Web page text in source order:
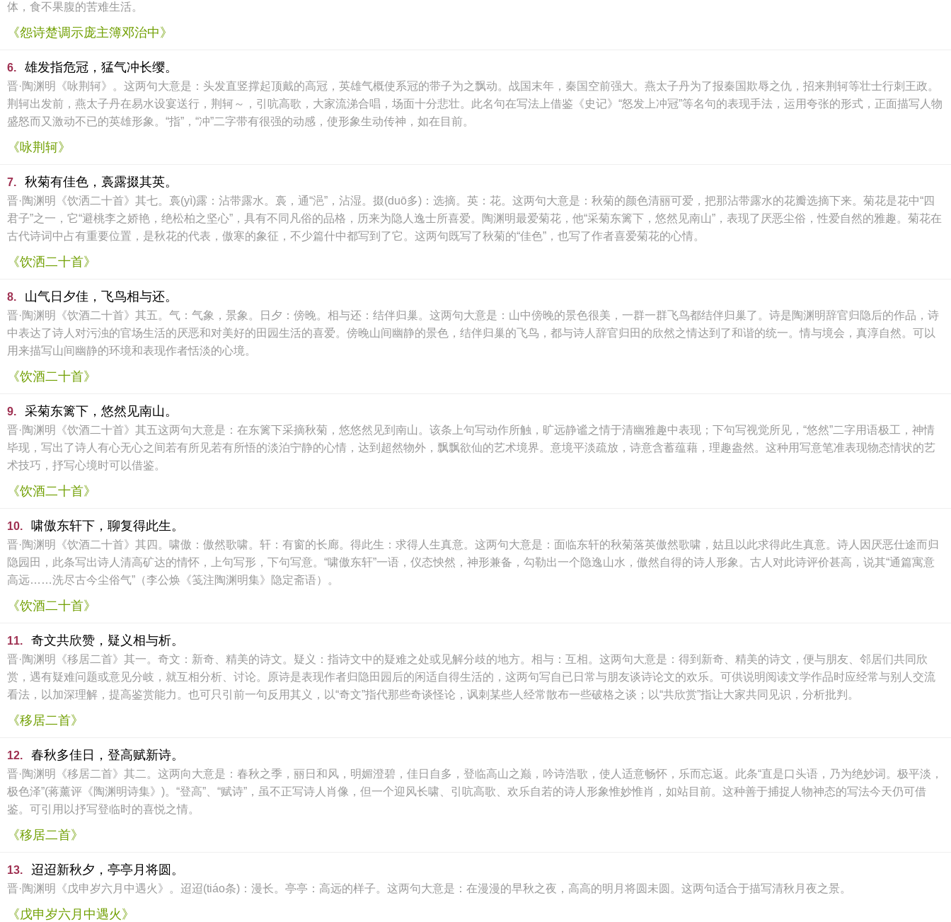
体，食不果腹的苦难生活。
《怨诗楚调示庞主簿邓治中》
6. 雄发指危冠，猛气冲长缨。
晋·陶渊明《咏荆轲》。这两句大意是：头发直竖撑起顶戴的高冠，英雄气概使系冠的带子为之飘动。战国末年，秦国空前强大。燕太子丹为了报秦国欺辱之仇，招来荆轲等壮士行刺王政。
荆轲出发前，燕太子丹在易水设宴送行，荆轲～，引吭高歌，大家流涕合唱，场面十分悲壮。此名句在写法上借鉴《史记》“怒发上冲冠”等名句的表现手法，运用夸张的形式，正面描写人物
盛怒而又激动不已的英雄形象。“指”，“冲”二字带有很强的动感，使形象生动传神，如在目前。
《咏荆轲》
7. 秋菊有佳色，裛露掇其英。
晋·陶渊明《饮洒二十首》其七。裛(yì)露：沾带露水。裛，通“浥”，沾湿。掇(duō多)：选摘。英：花。这两句大意是：秋菊的颜色清丽可爱，把那沾带露水的花瓣选摘下来。菊花是花中“四
君子”之一，它“避桃李之娇艳，绝松柏之坚心”，具有不同凡俗的品格，历来为隐人逸士所喜爱。陶渊明最爱菊花，他“采菊东篱下，悠然见南山”，表现了厌恶尘俗，性爱自然的雅趣。菊花在
古代诗词中占有重要位置，是秋花的代表，傲寒的象征，不少篇什中都写到了它。这两句既写了秋菊的“佳色”，也写了作者喜爱菊花的心情。
《饮洒二十首》
8. 山气日夕佳，飞鸟相与还。
晋·陶渊明《饮酒二十首》其五。气：气象，景象。日夕：傍晚。相与还：结伴归巢。这两句大意是：山中傍晚的景色很美，一群一群飞鸟都结伴归巢了。诗是陶渊明辞官归隐后的作品，诗
中表达了诗人对污浊的官场生活的厌恶和对美好的田园生活的喜爱。傍晚山间幽静的景色，结伴归巢的飞鸟，都与诗人辞官归田的欣然之情达到了和谐的统一。情与境会，真淳自然。可以
用来描写山间幽静的环境和表现作者恬淡的心境。
《饮酒二十首》
9. 采菊东篱下，悠然见南山。
晋·陶渊明《饮酒二十首》其五这两句大意是：在东篱下采摘秋菊，悠悠然见到南山。该条上句写动作所触，旷远静谧之情于清幽雅趣中表现；下句写视觉所见，“悠然”二字用语极工，神情
毕现，写出了诗人有心无心之间若有所见若有所悟的淡泊宁静的心情，达到超然物外，飘飘欲仙的艺术境界。意境平淡疏放，诗意含蓄蕴藉，理趣盎然。这种用写意笔准表现物态情状的艺
术技巧，抒写心境时可以借鉴。
《饮酒二十首》
10. 啸傲东轩下，聊复得此生。
晋·陶渊明《饮酒二十首》其四。啸傲：傲然歌啸。轩：有窗的长廊。得此生：求得人生真意。这两句大意是：面临东轩的秋菊落英傲然歌啸，姑且以此求得此生真意。诗人因厌恶仕途而归
隐园田，此条写出诗人清高矿达的情怀，上句写形，下句写意。“啸傲东轩”一语，仪态怏然，神形兼备，勾勒出一个隐逸山水，傲然自得的诗人形象。古人对此诗评价甚高，说其“通篇寓意
高远……洗尽古今尘俗气”（李公焕《笺注陶渊明集》隐定斋语）。
《饮酒二十首》
11. 奇文共欣赞，疑义相与析。
晋·陶渊明《移居二首》其一。奇文：新奇、精美的诗文。疑义：指诗文中的疑难之处或见解分歧的地方。相与：互相。这两句大意是：得到新奇、精美的诗文，便与朋友、邻居们共同欣
赏，遇有疑难问题或意见分岐，就互相分析、讨论。原诗是表现作者归隐田园后的闲适自得生活的，这两句写自已日常与朋友谈诗论文的欢乐。可供说明阅读文学作品时应经常与别人交流
看法，以加深理解，提高鉴赏能力。也可只引前一句反用其义，以“奇文”指代那些奇谈怪论，讽刺某些人经常散布一些破格之谈；以“共欣赏”指让大家共同见识，分析批判。
《移居二首》
12. 春秋多佳日，登高赋新诗。
晋·陶渊明《移居二首》其二。这两向大意是：春秋之季，丽日和风，明媚澄碧，佳日自多，登临高山之巅，吟诗浩歌，使人适意畅怀，乐而忘返。此条“直是口头语，乃为绝妙词。极平淡，
极色泽”(蒋薰评《陶渊明诗集》)。“登高”、“赋诗”，虽不正写诗人肖像，但一个迎风长啸、引吭高歌、欢乐自若的诗人形象惟妙惟肖，如站目前。这种善于捕捉人物神态的写法今天仍可借
鉴。可引用以抒写登临时的喜悦之情。
《移居二首》
13. 迢迢新秋夕，亭亭月将圆。
晋·陶渊明《戊申岁六月中遇火》。迢迢(tiáo条)：漫长。亭亭：高远的样子。这两句大意是：在漫漫的早秋之夜，高高的明月将圆未圆。这两句适合于描写清秋月夜之景。
《戊申岁六月中遇火》